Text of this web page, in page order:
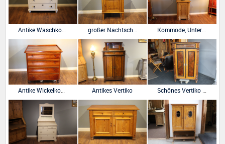
Antikes Vertiko